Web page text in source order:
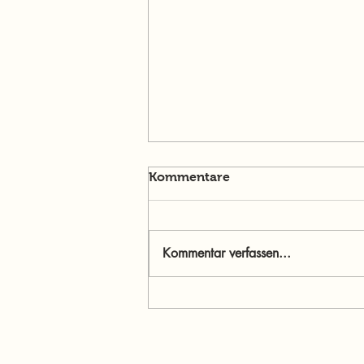
Kommentare
Kommentar verfassen...